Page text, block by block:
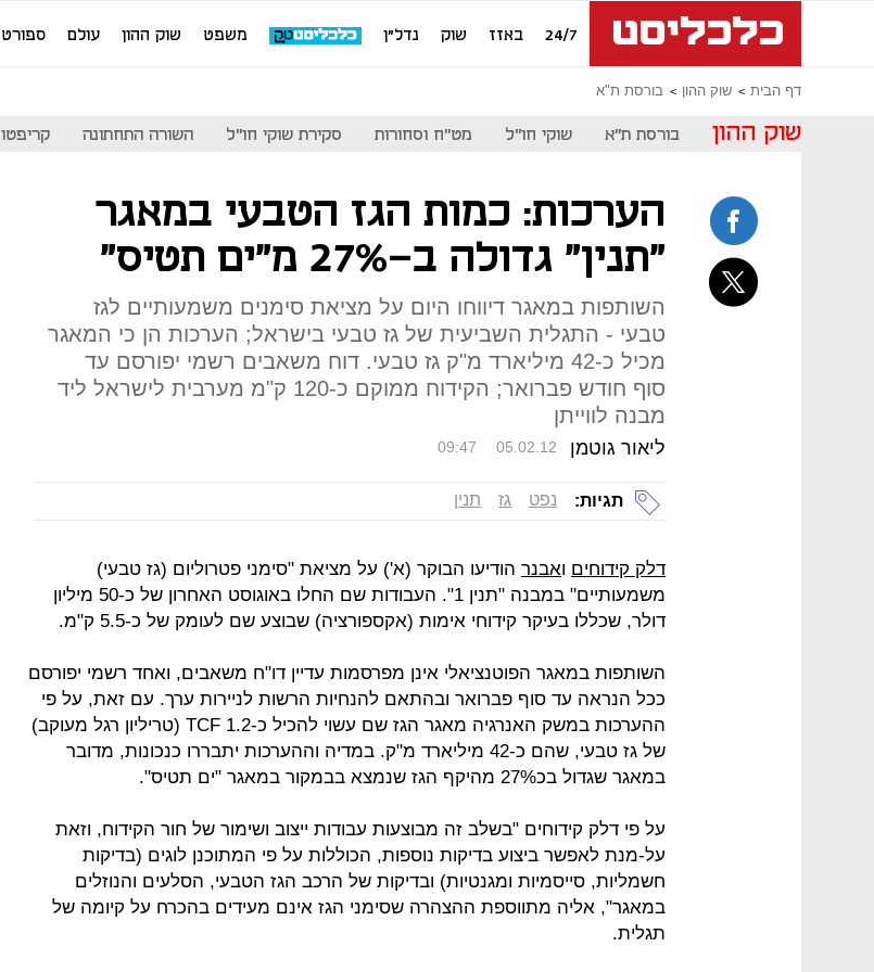
24/7 באזז שוק נדל"ן משפט שוק ההון עולם ספורט
דף הבית שוק ההון בורסת ת"א
שוק ההון בורסת ת"א שוקי חו"ל מט"ח וסחורות סקירת שוקי חו"ל השורה התחתונה קריפטו
הערכות: כמות הגז הטבעי במאגר
"תנין" גדולה ב-27% מ"ים תטיס"
השותפות במאגר דיווחו היום על מציאת סימנים משמעותיים לגז
טבעי - התגלית השביעית של גז טבעי בישראל; הערכות הן כי המאגר
מכיל כ-42 מיליארד מ"ק גז טבעי. דוח משאבים רשמי יפורסם עד
סוף חודש פברואר; הקידוח ממוקם כ-120 ק"מ מערבית לישראל ליד
מבנה לווייתן
ליאור גוטמן 09:47 05.02.12
תגיות: נפט גז תנין
דלק קידוחים ואבנר הודיעו הבוקר (א') על מציאת "סימני פטרוליום (גז טבעי)
משמעותיים" במבנה "תנין 1". העבודות שם החלו באוגוסט האחרון של כ-50 מיליון
דולר, שכללו בעיקר קידוחי אימות (אקספורציה) שבוצע שם לעומק של כ-5.5 ק"מ.
השותפות במאגר הפוטנציאלי אינן מפרסמות עדיין דו"ח משאבים, ואחד רשמי יפורסם
ככל הנראה עד סוף פברואר ובהתאם להנחיות הרשות לניירות ערך. עם זאת, על פי
ההערכות במשק האנרגיה מאגר הגז שם עשוי להכיל כ-1.2 TCF (טריליון רגל מעוקב)
של גז טבעי, שהם כ-42 מיליארד מ"ק. במדיה וההערכות יתבררו כנכונות, מדובר
במאגר שגדול בכ27% מהיקף הגז שנמצא בבמקור במאגר "ים תטיס".
על פי דלק קידוחים "בשלב זה מבוצעות עבודות ייצוב ושימור של חור הקידוח, וזאת
על-מנת לאפשר ביצוע בדיקות נוספות, הכוללות על פי המתוכנן לוגים (בדיקות
חשמליות, סייסמיות ומגנטיות) ובדיקות של הרכב הגז הטבעי, הסלעים והנוזלים
במאגר", אליה מתווספת ההצהרה שסימני הגז אינם מעידים בהכרח על קיומה של
תגלית.